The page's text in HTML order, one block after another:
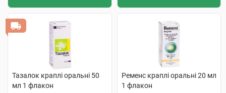
Тазалок краплі оральні 50
мл 1 флакон
Ременс краплі оральні 20 мл
1 флакон